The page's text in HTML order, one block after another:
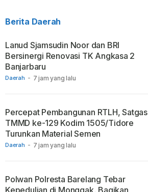
Berita Daerah
Daerah - 7 jam yang lalu
Lanud Sjamsudin Noor dan BRI
Bersinergi Renovasi TK Angkasa 2
Banjarbaru
Daerah - 7 jam yang lalu
Percepat Pembangunan RTLH, Satgas
TMMD ke-129 Kodim 1505/Tidore
Turunkan Material Semen
Polwan Polresta Barelang Tebar
Kepedulian di Monggak, Bagikan